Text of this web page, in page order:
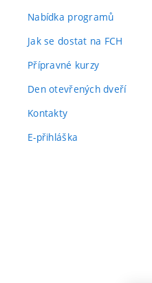
Nabídka programů
Jak se dostat na FCH
Přípravné kurzy
Den otevřených dveří
Kontakty
E-přihláška